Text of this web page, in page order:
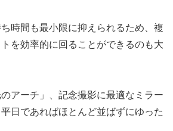
時間も最小限に抑えられるため、複
を効率的に回ることができるのも大
アーチ」、記念撮影に最適なミラー
日であればほとんど並ばずにゆった